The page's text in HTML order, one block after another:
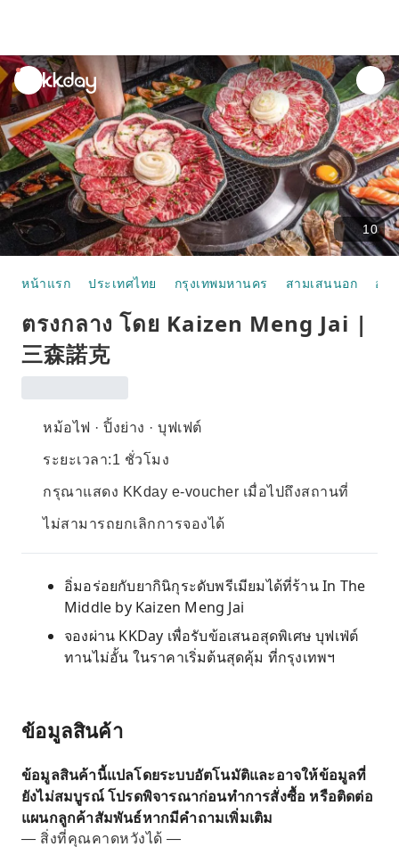
unread
notifications
10
หน้าแรก ประเทศไทย กรุงเทพมหานคร สามเสนนอก อา
ตรงกลาง โดย Kaizen Meng Jai |
三森諾克
หม้อไฟ · ปิ้งย่าง · บุฟเฟต์
ระยะเวลา:1 ชั่วโมง
กรุณาแสดง KKday e-voucher เมื่อไปถึงสถานที่
ไม่สามารถยกเลิกการจองได้
อิ่มอร่อยกับยากินิกุระดับพรีเมียมได้ที่ร้าน In The
Middle by Kaizen Meng Jai
จองผ่าน KKDay เพื่อรับข้อเสนอสุดพิเศษ บุฟเฟ่ต์
ทานไม่อั้น ในราคาเริ่มต้นสุดคุ้ม ที่กรุงเทพฯ
ข้อมูลสินค้า
ข้อมูลสินค้านี้แปลโดยระบบอัตโนมัติและอาจให้ข้อมูลที่
ยังไม่สมบูรณ์ โปรดพิจารณาก่อนทำการสั่งซื้อ หรือติดต่อ
แผนกลูกค้าสัมพันธ์หากมีคำถามเพิ่มเติม
— สิ่งที่คุณคาดหวังได้ —